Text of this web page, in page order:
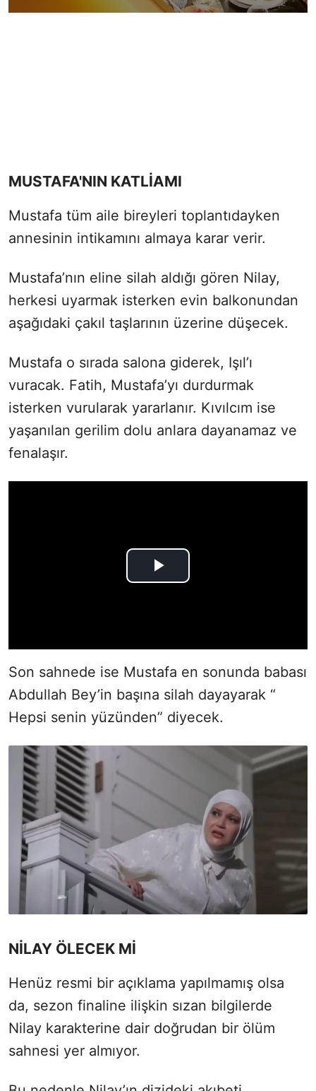
MUSTAFA'NIN KATLİAMI
Mustafa tüm aile bireyleri toplantıdayken
annesinin intikamını almaya karar verir.
Mustafa’nın eline silah aldığı gören Nilay,
herkesi uyarmak isterken evin balkonundan
aşağıdaki çakıl taşlarının üzerine düşecek.
Mustafa o sırada salona giderek, Işıl’ı
vuracak. Fatih, Mustafa’yı durdurmak
isterken vurularak yararlanır. Kıvılcım ise
yaşanılan gerilim dolu anlara dayanamaz ve
fenalaşır.
Son sahnede ise Mustafa en sonunda babası
Abdullah Bey’in başına silah dayayarak “
Hepsi senin yüzünden” diyecek.
NİLAY ÖLECEK Mİ
Henüz resmi bir açıklama yapılmamış olsa
da, sezon finaline ilişkin sızan bilgilerde
Nilay karakterine dair doğrudan bir ölüm
sahnesi yer almıyor.